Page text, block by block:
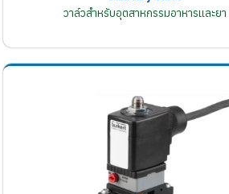
วาล์วสำหรับอุตสาหกรรมอาหารและยา